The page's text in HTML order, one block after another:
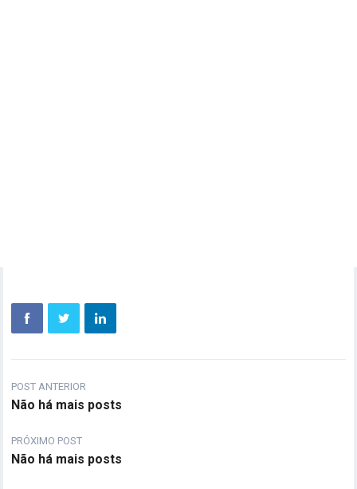
POST ANTERIOR
Não há mais posts
PRÓXIMO POST
Não há mais posts